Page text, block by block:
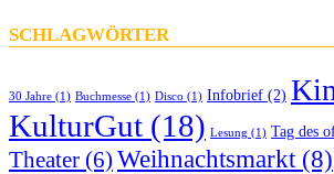
SCHLAGWÖRTER
30 Jahre (1) Buchmesse (1) Disco (1) Infobrief (2)
KulturGut (18) Lesung (1) Tag des
Theater (6) Weihnachtsmarkt (8)